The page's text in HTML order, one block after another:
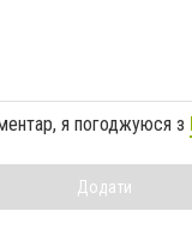
я погоджуюся з
Додати